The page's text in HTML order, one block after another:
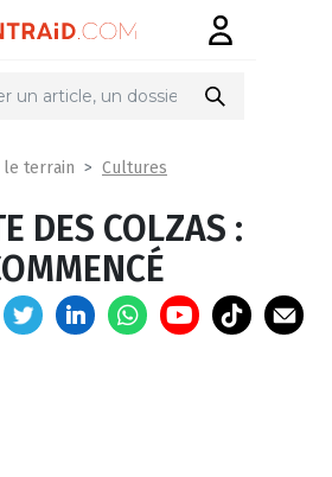
le terrain Cultures
DES COLZAS :